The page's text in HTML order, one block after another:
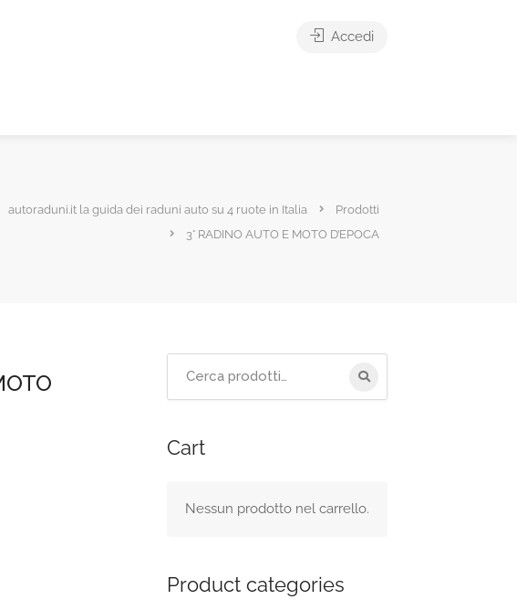
Accedi
autoraduni.it la guida dei raduni auto su 4 ruote in Italia
Prodotti
3° RADINO AUTO E MOTO D’EPOCA
Cart
Nessun prodotto nel carrello.
Product categories